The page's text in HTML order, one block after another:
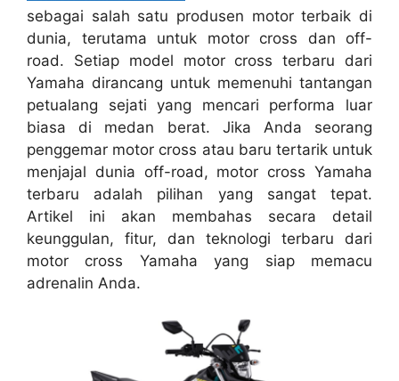
sebagai salah satu produsen motor terbaik di
dunia, terutama untuk motor cross dan off-
road. Setiap model motor cross terbaru dari
Yamaha dirancang untuk memenuhi tantangan
petualang sejati yang mencari performa luar
biasa di medan berat. Jika Anda seorang
penggemar motor cross atau baru tertarik untuk
menjajal dunia off-road, motor cross Yamaha
terbaru adalah pilihan yang sangat tepat.
Artikel ini akan membahas secara detail
keunggulan, fitur, dan teknologi terbaru dari
motor cross Yamaha yang siap memacu
adrenalin Anda.